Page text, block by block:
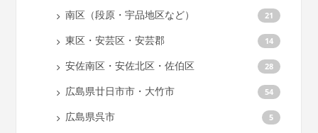
南区（段原・宇品地区など） 21
東区・安芸区・安芸郡 14
安佐南区・安佐北区・佐伯区 28
広島県廿日市市・大竹市 54
広島県呉市 5